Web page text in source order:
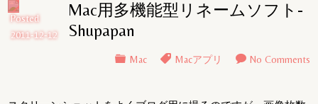
Mac用多機能型リネームソフト-
Shupapan
Mac Macアプリ No Comments
Posted
2011-12-12